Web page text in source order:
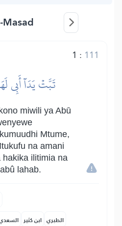
1 : 111
تَبَّتۡ يَدَآ
miwili ya Abū
Mtume,
na amani
ilitimia na
lahab.
ابن كثير الطبري